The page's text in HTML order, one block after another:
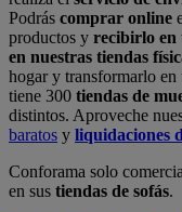
Podrás comprar online
productos y recibirlo en
en nuestras tiendas
hogar y transformarlo
tiene 300 tiendas de
distintos. Aproveche
baratos y liquidaciones
Conforama solo
en sus tiendas de sofás.